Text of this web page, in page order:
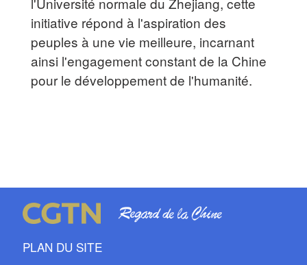
initiative répond à l'aspiration des
peuples à une vie meilleure, incarnant
ainsi l'engagement constant de la Chine
pour le développement de l'humanité.
PLAN DU SITE